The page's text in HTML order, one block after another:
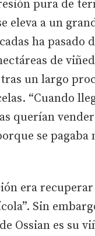
pura de
eleva a un
ha pasado
de
un largo
“Cuando
querían
se pagaba
era recuperar
Sin
Ossian es su